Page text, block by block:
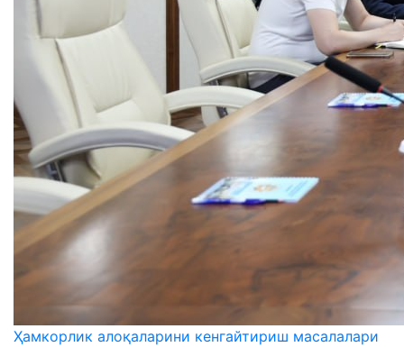
Ҳамкорлик алоқаларини кенгайтириш масалалари